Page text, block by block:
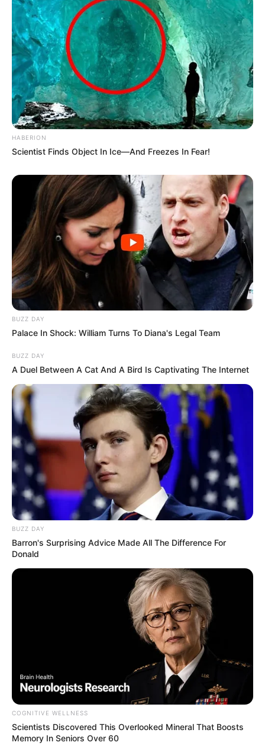
HABERION
Scientist Finds Object In Ice—And Freezes In Fear!
BUZZ DAY
Palace In Shock: William Turns To Diana's Legal Team
BUZZ DAY
A Duel Between A Cat And A Bird Is Captivating The Internet
BUZZ DAY
Barron's Surprising Advice Made All The Difference For
Donald
COGNITIVE WELLNESS
Scientists Discovered This Overlooked Mineral That Boosts
Memory In Seniors Over 60